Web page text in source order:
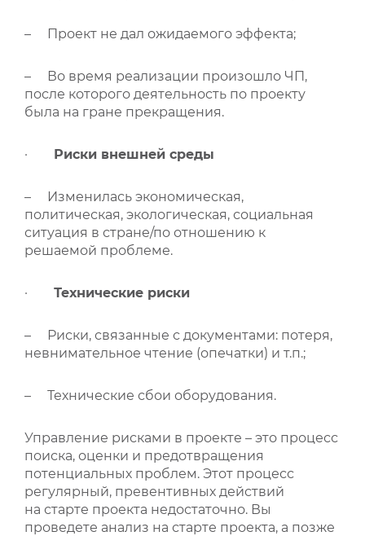
– Проект не дал ожидаемого эффекта;
– Во время реализации произошло ЧП,
после которого деятельность по проекту
была на гране прекращения.
· Риски внешней среды
– Изменилась экономическая,
политическая, экологическая, социальная
ситуация в стране/по отношению к
решаемой проблеме.
· Технические риски
– Риски, связанные с документами: потеря,
невнимательное чтение (опечатки) и т.п.;
– Технические сбои оборудования.
Управление рисками в проекте – это процесс
поиска, оценки и предотвращения
потенциальных проблем. Этот процесс
регулярный, превентивных действий
на старте проекта недостаточно. Вы
проведете анализ на старте проекта, а позже